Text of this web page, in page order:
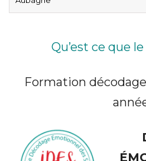
Qu’est ce que
Formation